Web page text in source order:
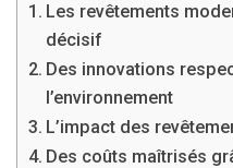
Les revêtements
décisif
Des innovations
l’environnement
L’impact des
Des coûts maîtrisés